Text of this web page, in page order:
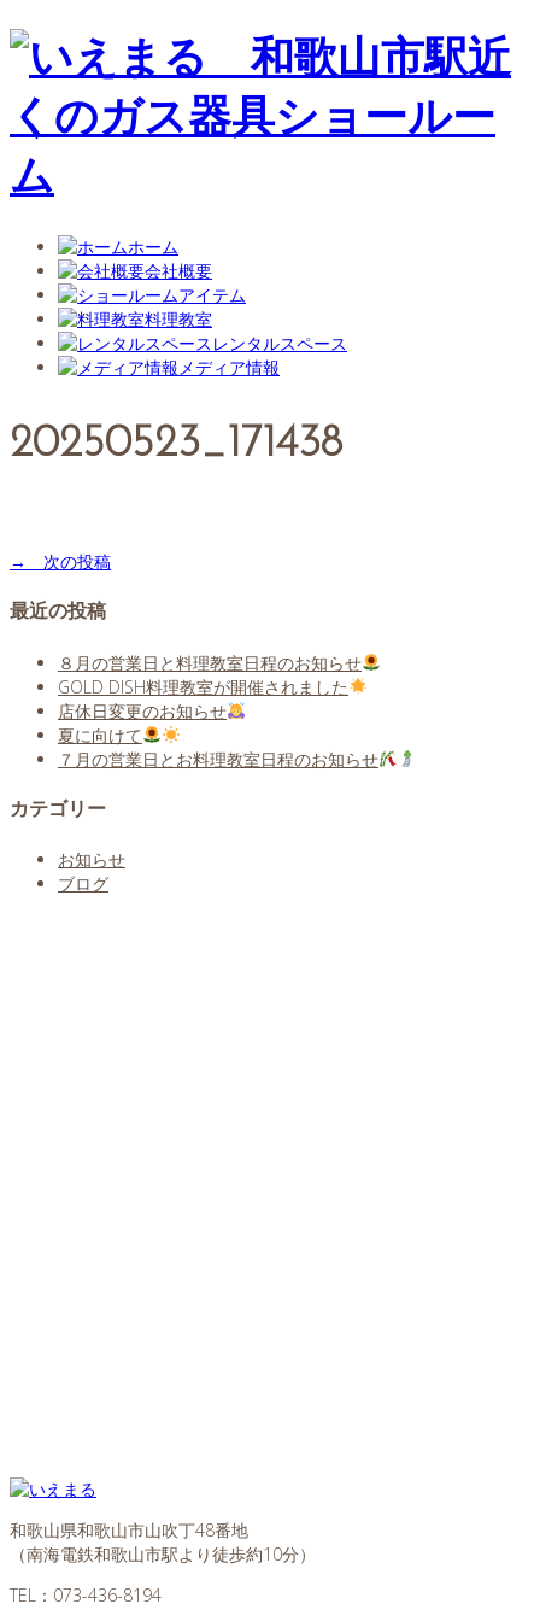
ホーム
会社概要
アイテム
料理教室
レンタルスペース
メディア情報
20250523_171438
→ 次の投稿
最近の投稿
８月の営業日と料理教室日程のお知らせ
GOLD DISH料理教室が開催されました
店休日変更のお知らせ
夏に向けて
７月の営業日とお料理教室日程のお知らせ
カテゴリー
お知らせ
ブログ
和歌山県和歌山市山吹丁48番地
（南海電鉄和歌山市駅より徒歩約10分）
TEL： 073-436-8194